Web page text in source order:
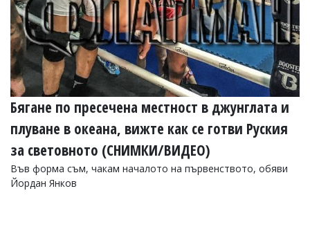
Бягане по пресечена местност в джунглата и
плуване в океана, вижте как се готви Руския
за световното (СНИМКИ/ВИДЕО)
Във форма съм, чакам началото на първенството, обяви
Йордан Янков